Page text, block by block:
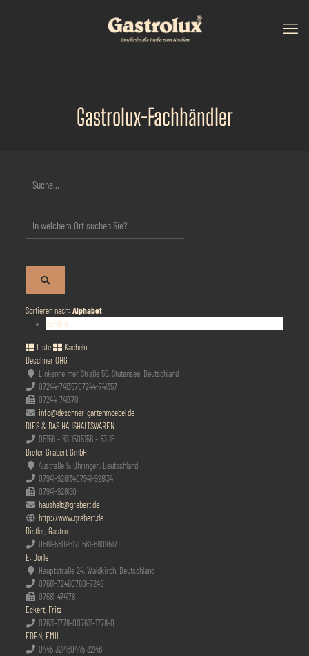
Gastrolux-Fachhändler
Sortieren nach: Alphabet
zufällig
Liste
Kacheln
Deschner OHG
Linkenheimer Straße 55, Stutensee, Deutschland
07244-74135707244-741357
07244-741370
info@deschner-gartenmoebel.de
DIES & DAS HAUSHALTSWAREN
05156 - 83 1505156 - 83 15
Dieter Grabert GmbH
Austraße 5, Öhringen, Deutschland
07941-92813407941-928134
07941-928180
haushalt@grabert.de
http://www.grabert.de
Distler, Gastro
0561-58095170561-5809517
E. Dörle
Hauptstraße 24, Waldkirch, Deutschland
07681-724607681-7246
07681-474178
Eckert, Fritz
07631-1778-007631-1778-0
EDEN, EMIL
0445 321460445 32146